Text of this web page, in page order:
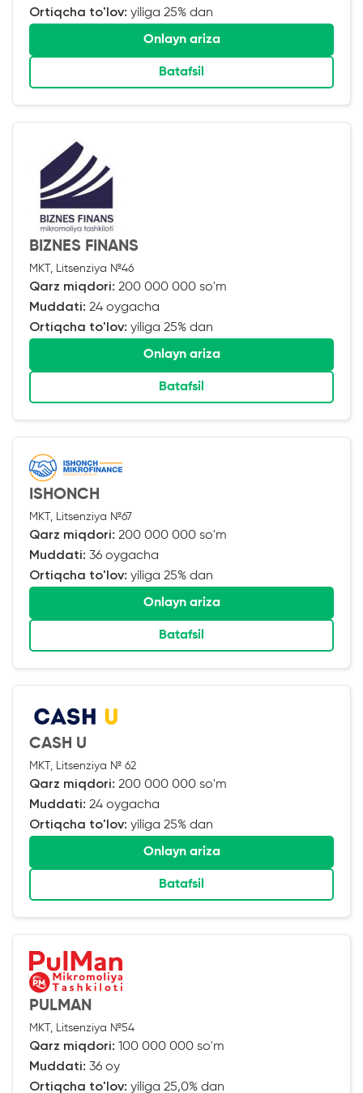
Ortiqcha to'lov: yiliga 25% dan
Onlayn ariza
Batafsil
BIZNES FINANS
MKT, Litsenziya №46
Qarz miqdori: 200 000 000 so'm
Muddati: 24 oygacha
Ortiqcha to'lov: yiliga 25% dan
Onlayn ariza
Batafsil
ISHONCH
MKT, Litsenziya №67
Qarz miqdori: 200 000 000 so'm
Muddati: 36 oygacha
Ortiqcha to'lov: yiliga 25% dan
Onlayn ariza
Batafsil
CASH U
MKT, Litsenziya № 62
Qarz miqdori: 200 000 000 so'm
Muddati: 24 oygacha
Ortiqcha to'lov: yiliga 25% dan
Onlayn ariza
Batafsil
PULMAN
MKT, Litsenziya №54
Qarz miqdori: 100 000 000 so'm
Muddati: 36 oy
Ortiqcha to'lov: yiliga 25,0% dan